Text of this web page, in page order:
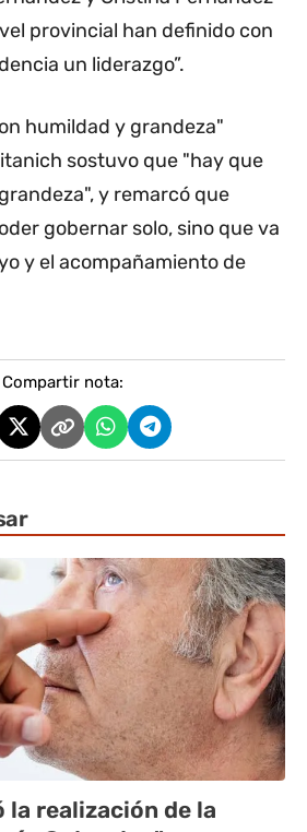
provincial han definido con
un liderazgo”.
humildad y grandeza"
sostuvo que "hay que
y remarcó que
gobernar solo, sino que va
y el acompañamiento de
Compartir nota:
la realización de la